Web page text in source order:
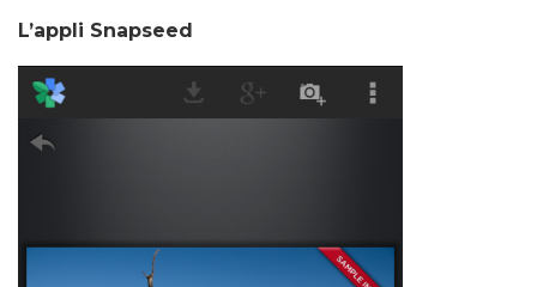
L’appli Snapseed